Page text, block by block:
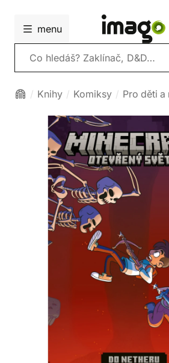
menu
Vyhledávání
Knihy Komiksy Pro děti a